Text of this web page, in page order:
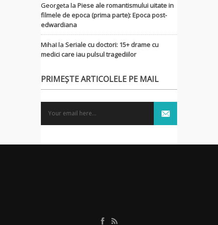
Georgeta la Piese ale romantismului uitate in
filmele de epoca (prima parte): Epoca post-
edwardiana
MihaI la Seriale cu doctori: 15+ drame cu
medici care iau pulsul tragediilor
PRIMEȘTE ARTICOLELE PE MAIL